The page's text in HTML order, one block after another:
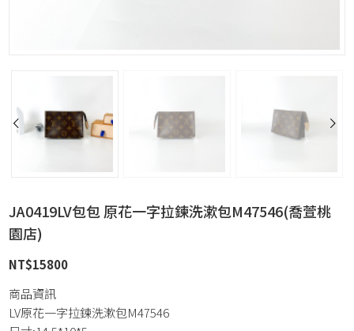
JA0419LV包包 原花一字拉鍊洗漱包M47546(喬萱桃
園店)
NT$15800
商品資訊
LV原花一字拉鍊洗漱包M47546